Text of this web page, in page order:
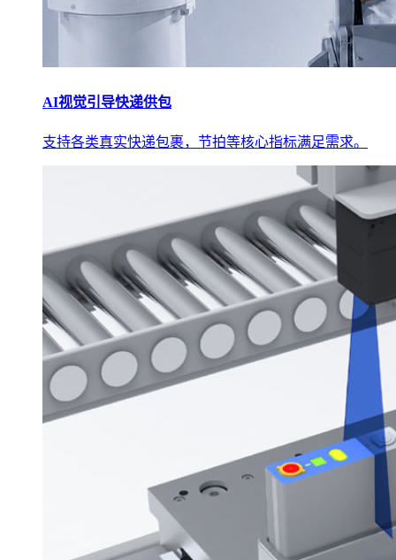
AI视觉引导快递供包
支持各类真实快递包裹，节拍等核心指标满足需求。